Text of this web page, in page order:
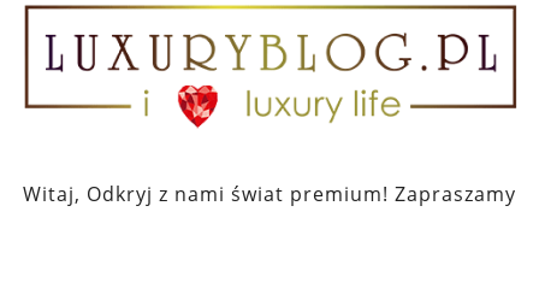
Witaj, Odkryj z nami świat premium! Zapraszamy